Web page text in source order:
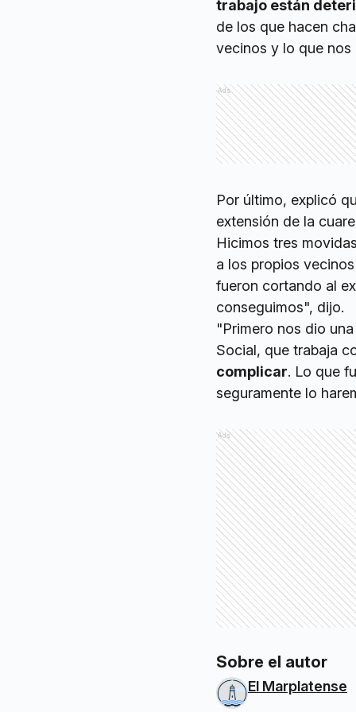
trabajo están
de los que hacen
vecinos y lo que nos
Ads
Por último, explicó
extensión de la
Hicimos tres
a los propios
fueron cortando al
conseguimos", dijo.
"Primero nos dio
Social, que trabaja
complicar. Lo que
seguramente lo
Ads
Sobre el autor
El Marplatense